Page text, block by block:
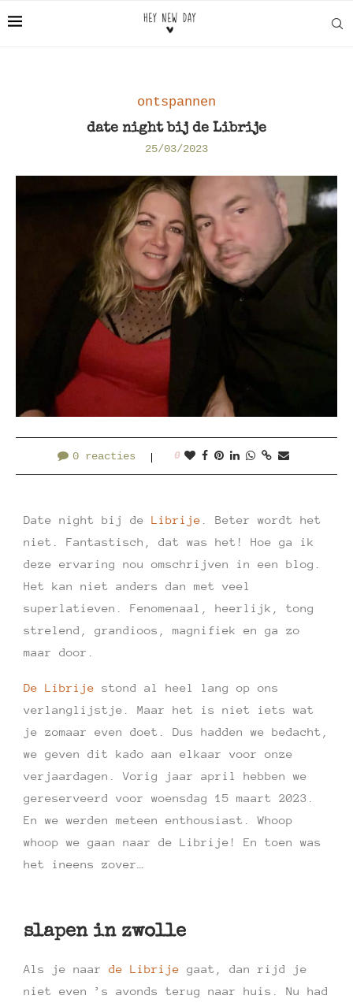
ontspannen
date night bij de Librije
25/03/2023
0 reacties 0
Date night bij de Librije . Beter wordt het
niet. Fantastisch, dat was het! Hoe ga ik
deze ervaring nou omschrijven in een blog.
Het kan niet anders dan met veel
superlatieven. Fenomenaal, heerlijk, tong
strelend, grandioos, magnifiek en ga zo
maar door.
De Librije stond al heel lang op ons
verlanglijstje. Maar het is niet iets wat
je zomaar even doet. Dus hadden we bedacht,
we geven dit kado aan elkaar voor onze
verjaardagen. Vorig jaar april hebben we
gereserveerd voor woensdag 15 maart 2023.
En we werden meteen enthousiast. Whoop
whoop we gaan naar de Librije! En toen was
het ineens zover…
slapen in zwolle
Als je naar de Librije gaat, dan rijd je
niet even ’s avonds terug naar huis. Nu had